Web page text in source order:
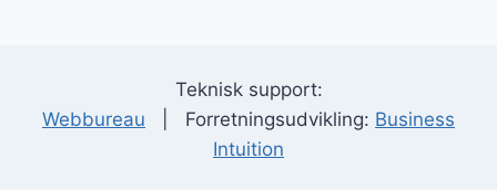
Teknisk support:
Webbureau | Forretningsudvikling: Business
Intuition